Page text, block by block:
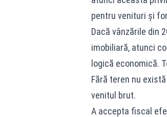
pentru venituri și
Dacă vânzările din
imobiliară, atunci
logică economică.
Fără teren nu
venitul brut.
A accepta fiscal